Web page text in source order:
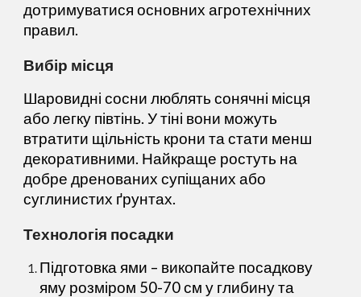
дотримуватися основних агротехнічних
правил.
Вибір місця
Шаровидні сосни люблять сонячні місця
або легку півтінь. У тіні вони можуть
втратити щільність крони та стати менш
декоративними. Найкраще ростуть на
добре дренованих супіщаних або
суглинистих ґрунтах.
Технологія посадки
Підготовка ями – викопайте посадкову
яму розміром 50-70 см у глибину та